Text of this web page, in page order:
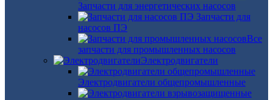
Запчасти для энергетических насосов
Запчасти для
насосов ПЭ
Все
запчасти для промышленных насосов
Электродвигатели
Электродвигатели общепромышленные